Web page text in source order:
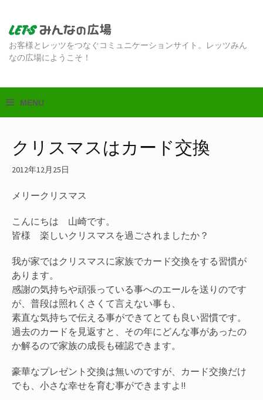
お客様とレッツをつなぐコミュニケーションサイト。レッツみん
なの広場にようこそ！
クリスマスはカード交換
2012年12月25日
メリークリスマス
こんにちは 山崎です。
皆様 楽しいクリスマスを過ごされましたか？
我が家ではクリスマスに家族でカード交換をする習慣が
あります。
感謝の気持ちや頑張っている事へのエールを送りのです
が、普段は照れくさくて言えない事も、
素直な気持ちで伝える事ができてとても良い習慣です。
過去のカードを見返すと、その年にどんな事があったの
か解るので家族の成長も確認できます。
豪華なプレゼント交換は無いのですが、カード交換だけ
でも、小さな幸せを育む事ができますよ!!